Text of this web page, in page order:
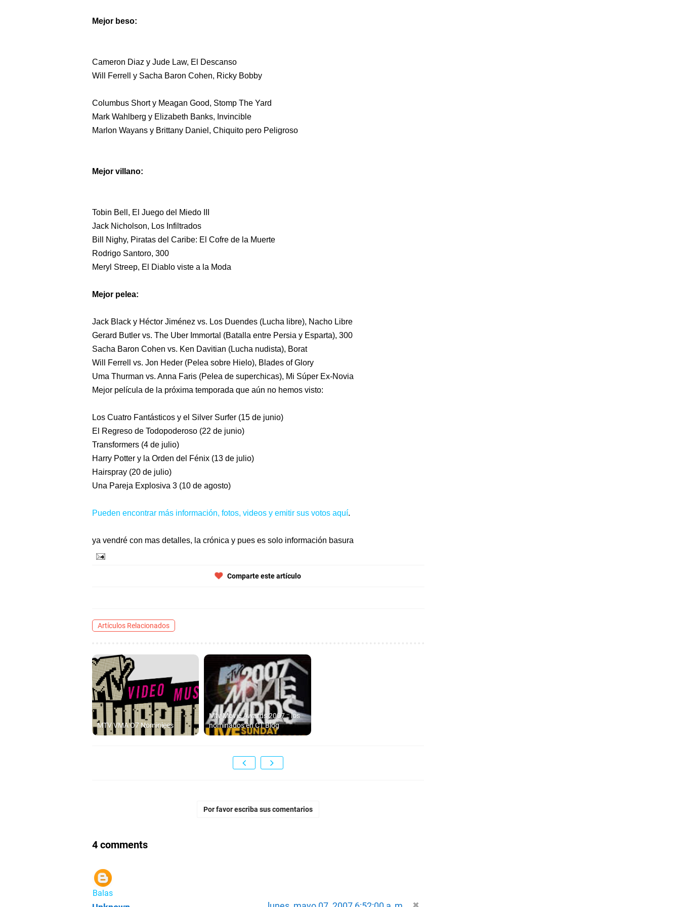
Mejor beso:
Cameron Diaz y Jude Law, El Descanso
Will Ferrell y Sacha Baron Cohen, Ricky Bobby
Columbus Short y Meagan Good, Stomp The Yard
Mark Wahlberg y Elizabeth Banks, Invincible
Marlon Wayans y Brittany Daniel, Chiquito pero Peligroso
Mejor villano:
Tobin Bell, El Juego del Miedo III
Jack Nicholson, Los Infiltrados
Bill Nighy, Piratas del Caribe: El Cofre de la Muerte
Rodrigo Santoro, 300
Meryl Streep, El Diablo viste a la Moda
Mejor pelea:
Jack Black y Héctor Jiménez vs. Los Duendes (Lucha libre), Nacho Libre
Gerard Butler vs. The Uber Immortal (Batalla entre Persia y Esparta), 300
Sacha Baron Cohen vs. Ken Davitian (Lucha nudista), Borat
Will Ferrell vs. Jon Heder (Pelea sobre Hielo), Blades of Glory
Uma Thurman vs. Anna Faris (Pelea de superchicas), Mi Súper Ex-Novia
Mejor película de la próxima temporada que aún no hemos visto:
Los Cuatro Fantásticos y el Silver Surfer (15 de junio)
El Regreso de Todopoderoso (22 de junio)
Transformers (4 de julio)
Harry Potter y la Orden del Fénix (13 de julio)
Hairspray (20 de julio)
Una Pareja Explosiva 3 (10 de agosto)
Pueden encontrar más información, fotos, videos y emitir sus votos aquí.
ya vendré con mas detalles, la crónica y pues es solo información basura
Comparte este artículo
Artículos Relacionados
MTV VMA O7 Nominiees
Mtv Movie Awards 2007 :: los
nominados en CT Blog
Por favor escriba sus comentarios
4 comments
Balas